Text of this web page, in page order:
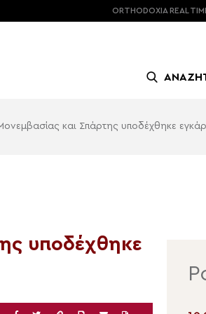
ORTHODOXIA REAL
και Σπάρτης υποδέχθηκε
υποδέχθηκε